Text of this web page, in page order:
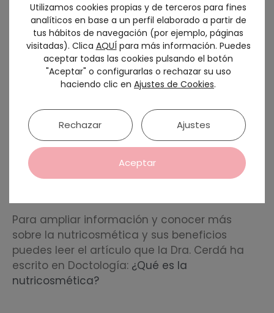
Para ampliar información y conocer más
sobre la nutricosmética y sus beneficios
puedes leer el artículo que la Dra. Cerdá ha
escrito en Doctología: ¿Qué es la
nutricosmética?
Utilizamos cookies propias y de terceros para fines
analíticos en base a un perfil elaborado a partir de
tus hábitos de navegación (por ejemplo, páginas
visitadas). Clica AQUÍpara más información. Puedes
aceptar todas las cookies pulsando el botón
"Aceptar" o configurarlas o rechazar su uso
haciendo clic en Ajustes de Cookies.
Aceptar
Rechazar Ajustes